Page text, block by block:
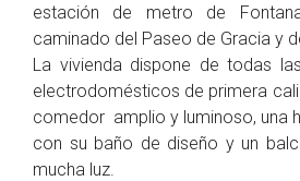
estación de metro de
caminado del Paseo de Gracia y
La vivienda dispone de todas
electrodomésticos de primera
comedor amplio y luminoso, una
con su baño de diseño y un
mucha luz.